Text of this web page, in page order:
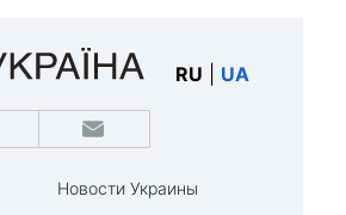
RU UA
Новости Украины